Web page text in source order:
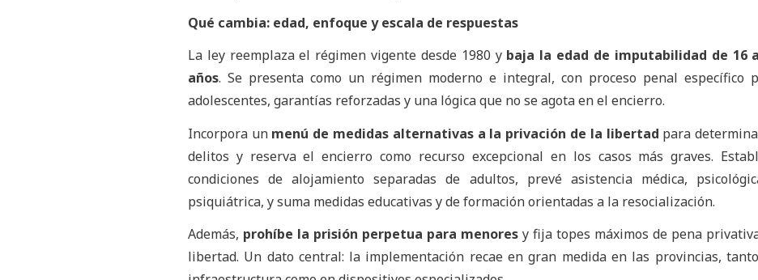
Qué cambia: edad, enfoque y escala de respuestas
La ley reemplaza el régimen vigente desde 1980 y baja la edad de imputabilidad de 16
años. Se presenta como un régimen moderno e integral, con proceso penal específico
adolescentes, garantías reforzadas y una lógica que no se agota en el encierro.
Incorpora un menú de medidas alternativas a la privación de la libertad para
delitos y reserva el encierro como recurso excepcional en los casos más graves.
condiciones de alojamiento separadas de adultos, prevé asistencia médica,
psiquiátrica, y suma medidas educativas y de formación orientadas a la resocialización.
Además, prohíbe la prisión perpetua para menores y fija topes máximos de pena
libertad. Un dato central: la implementación recae en gran medida en las provincias,